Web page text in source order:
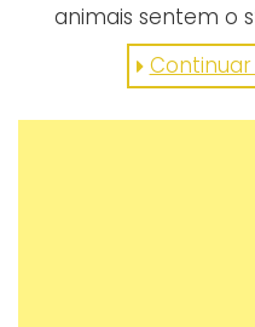
animais sentem o
do dono, falar
em nada.
Se já conta com
Continuar